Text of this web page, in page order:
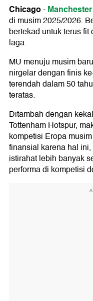
Chicago-
di musim 2025/2026.
bertekad untuk terus
laga.
MU menuju musim
nirgelar dengan finis
terendah dalam 50
teratas.
Ditambah dengan
Tottenham Hotspur,
kompetisi Eropa
finansial karena hal
istirahat lebih banyak
performa di kompetisi